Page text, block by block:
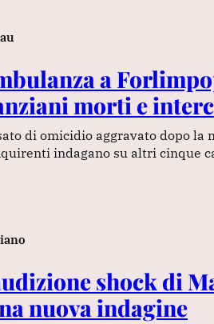
a
morti e
di omicidio aggravato dopo la
indagano su altri cinque
shock di
nuova indagine